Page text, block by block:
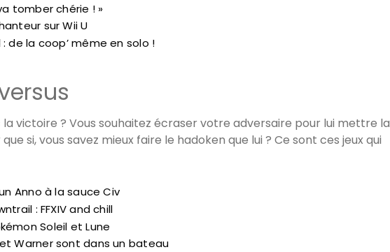
tomber chérie ! »
sur Wii U
: de la coop’ même en solo !
victoire ? Vous souhaitez écraser votre adversaire pour lui mettre la
si, vous savez mieux faire le hadoken que lui ? Ce sont ces jeux qui
Anno à la sauce Civ
: FFXIV and chill
Soleil et Lune
Warner sont dans un bateau